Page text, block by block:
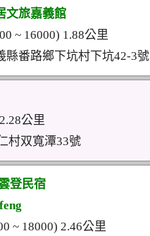
文旅嘉義館
~ 16000) 1.88公里
縣番路鄉下坑村下坑42-3號
公里
村双寬潭33號
登民宿
~ 18000) 2.46公里